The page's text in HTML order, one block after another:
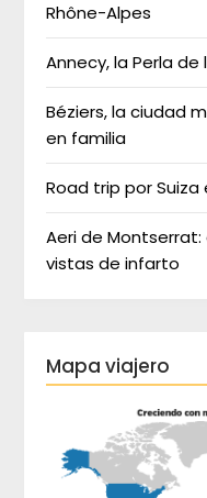
Rhône-Alpes
Annecy, la Perla de
Béziers, la ciudad
en familia
Road trip por Suiza
Aeri de
vistas de infarto
Mapa viajero